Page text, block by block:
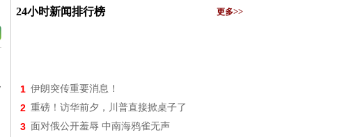
24小时新闻排行榜 更多>>
1 伊朗突传重要消息！
2 重磅！访华前夕，川普直接掀桌子了
3 面对俄公开羞辱 中南海鸦雀无声